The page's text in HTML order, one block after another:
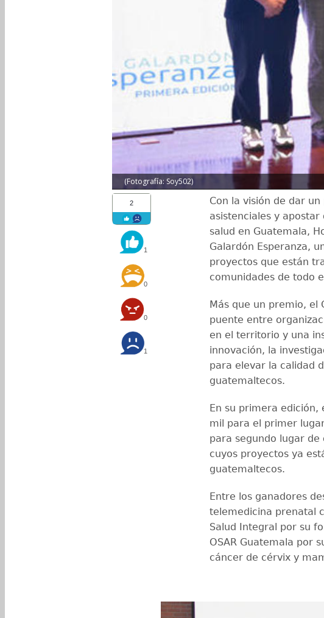
(Fotografía: Soy502)
2
1
0
0
1
Con la visión de dar
asistenciales y
salud en Guatemala,
Galardón Esperanza,
proyectos que están
comunidades de todo
Más que un premio, el
puente entre
en el territorio y una
innovación, la
para elevar la calidad
guatemaltecos.
En su primera edición,
mil para el primer
para segundo lugar
cuyos proyectos ya
guatemaltecos.
Entre los ganadores
telemedicina prenatal
Salud Integral por su
OSAR Guatemala por
cáncer de cérvix y